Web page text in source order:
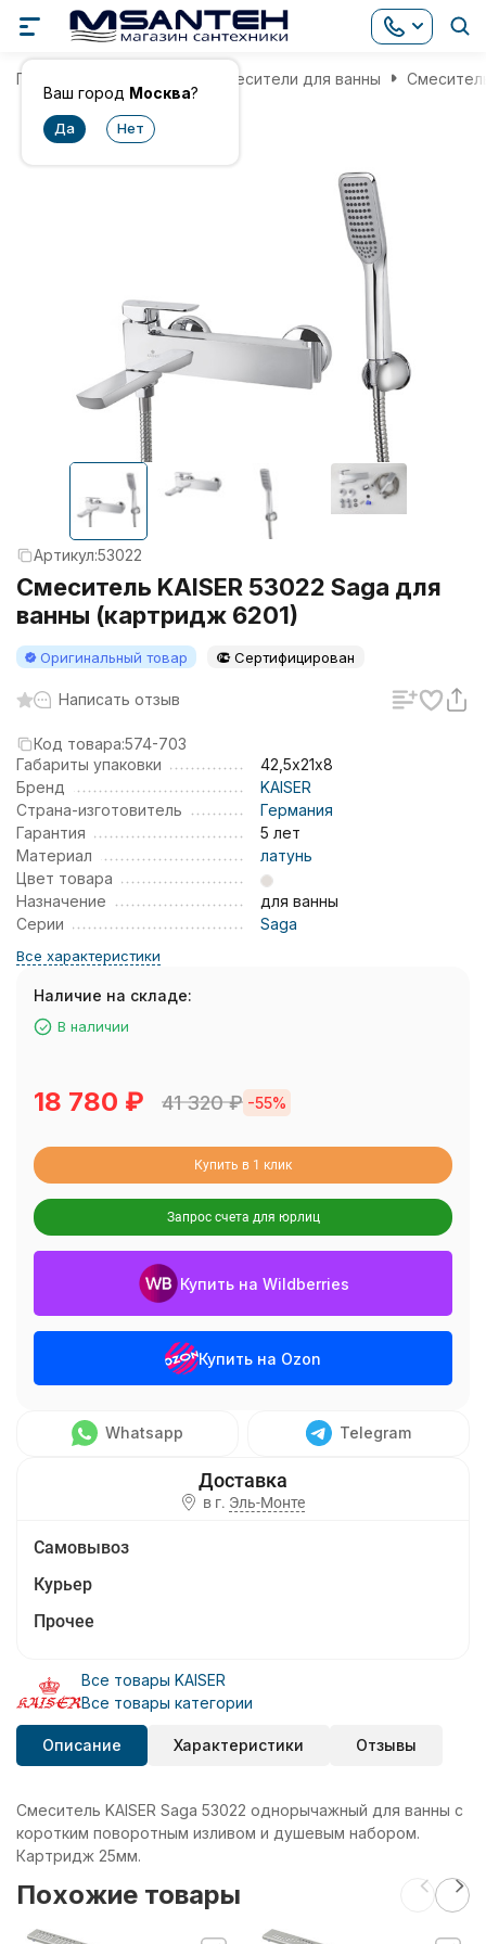
Ваш город Москва?
Главная Смесители для ванны
Артикул:53022
Смеситель KAISER 53022 Saga для
ванны (картридж 6201)
Оригинальный товар Сертифицирован
Написать отзыв
Код товара:574-703
Габариты упаковки
42,5х21х8
Бренд
KAISER
Страна-изготовитель
Германия
Гарантия
5 лет
Материал
латунь
Цвет товара
Назначение
для ванны
Серии
Saga
Все характеристики
Наличие на складе:
В наличии
18 780 ₽ 41 320₽ -55%
Купить в 1 клик
Запрос счета для юрлиц
Купить на Wildberries
Купить на Ozon
Whatsapp Telegram
в г. Эль-Монте
Самовывоз
Курьер
Прочее
Все товары KAISER
Все товары категории
Описание Характеристики Отзывы
Смеситель KAISER Saga 53022 однорычажный для ванны с
коротким поворотным изливом и душевым набором.
Картридж 25мм.
Похожие товары